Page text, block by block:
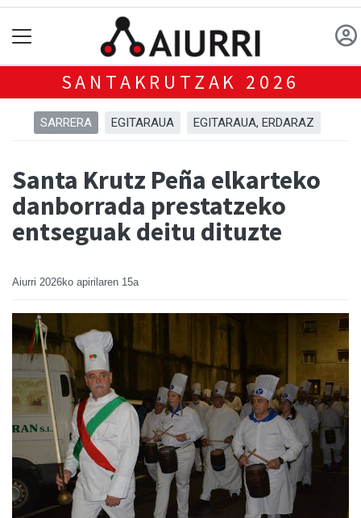
SANTAKRUTZAK 2026
SARRERA EGITARAUA EGITARAUA, ERDARAZ
Santa Krutz Peña elkarteko
danborrada prestatzeko
entseguak deitu dituzte
Aiurri 2026ko apirilaren 15a